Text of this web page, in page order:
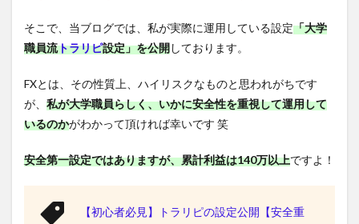
そこで、当ブログでは、私が実際に運用している設定「大学
職員流トラリピ設定」を公開しております。
FXとは、その性質上、ハイリスクなものと思われがちです
が、 私が大学職員らしく、いかに安全性を重視して運用して
いるのかがわかって頂ければ幸いです 笑
安全第一設定ではありますが、累計利益は140万以上ですよ！
【初心者必見】トラリピの設定公開【安全重